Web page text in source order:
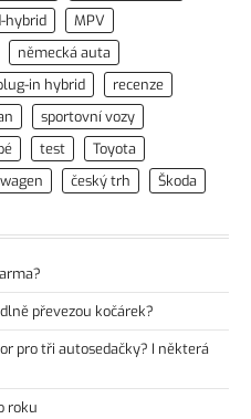
hybrid
MPV
německá auta
in hybrid
recenze
sportovní vozy
test
Toyota
český trh Škoda
převezou kočárek?
pro tři autosedačky? I některá
roku